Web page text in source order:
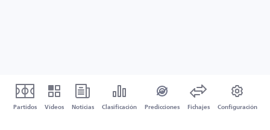
Partidos Vídeos Noticias Clasificación Predicciones Fichajes Configuración